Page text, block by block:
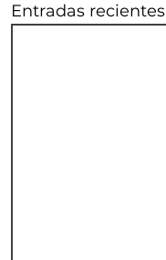
Entradas recientes